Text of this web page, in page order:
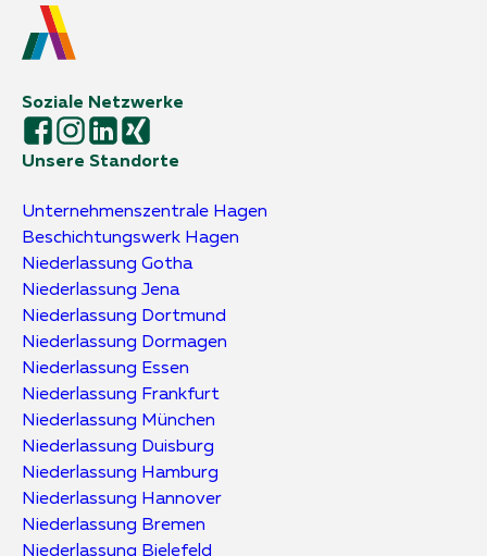
Soziale Netzwerke
Unsere Standorte
Unternehmens­zentrale Hagen
Beschichtungs­werk Hagen
Niederlassung Gotha
Niederlassung Jena
Niederlassung Dortmund
Niederlassung Dormagen
Niederlassung Essen
Niederlassung Frankfurt
Niederlassung München
Niederlassung Duisburg
Niederlassung Hamburg
Niederlassung Hannover
Niederlassung Bremen
Niederlassung Bielefeld